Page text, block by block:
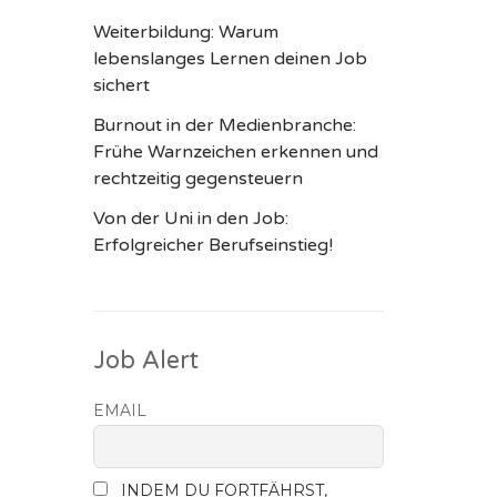
Weiterbildung: Warum
lebenslanges Lernen deinen Job
sichert
Burnout in der Medienbranche:
Frühe Warnzeichen erkennen und
rechtzeitig gegensteuern
Von der Uni in den Job:
Erfolgreicher Berufseinstieg!
Job Alert
EMAIL
INDEM DU FORTFÄHRST,